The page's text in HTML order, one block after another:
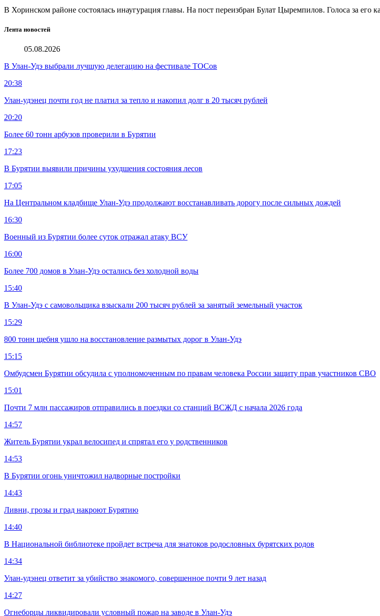
В Хоринском районе состоялась инаугурация главы. На пост переизбран Булат Цыремпилов. Голоса за его
Лента новостей
05.08.2026
В Улан-Удэ выбрали лучшую делегацию на фестивале ТОСов
20:38
Улан-удэнец почти год не платил за тепло и накопил долг в 20 тысяч рублей
20:20
Более 60 тонн арбузов проверили в Бурятии
17:23
В Бурятии выявили причины ухудшения состояния лесов
17:05
На Центральном кладбище Улан-Удэ продолжают восстанавливать дорогу после сильных дождей
16:30
Военный из Бурятии более суток отражал атаку ВСУ
16:00
Более 700 домов в Улан-Удэ остались без холодной воды
15:40
В Улан-Удэ с самовольщика взыскали 200 тысяч рублей за занятый земельный участок
15:29
800 тонн щебня ушло на восстановление размытых дорог в Улан-Удэ
15:15
Омбудсмен Бурятии обсудила с уполномоченным по правам человека России защиту прав участников СВО
15:01
Почти 7 млн пассажиров отправились в поездки со станций ВСЖД с начала 2026 года
14:57
Житель Бурятии украл велосипед и спрятал его у родственников
14:53
В Бурятии огонь уничтожил надворные постройки
14:43
Ливни, грозы и град накроют Бурятию
14:40
В Национальной библиотеке пройдет встреча для знатоков родословных бурятских родов
14:34
Улан-удэнец ответит за убийство знакомого, совершенное почти 9 лет назад
14:27
Огнеборцы ликвидировали условный пожар на заводе в Улан-Удэ